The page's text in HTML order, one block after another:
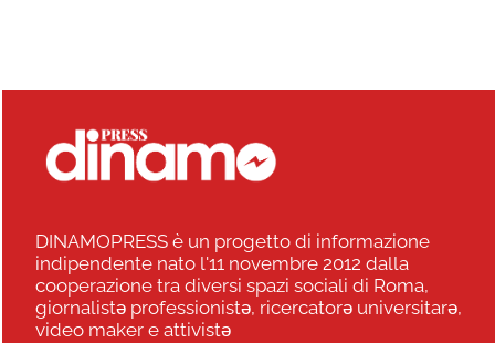
DINAMOPRESS è un progetto di informazione
indipendente nato l'11 novembre 2012 dalla
cooperazione tra diversi spazi sociali di Roma,
giornalistə professionistə, ricercatorə universitarə,
video maker e attivistə